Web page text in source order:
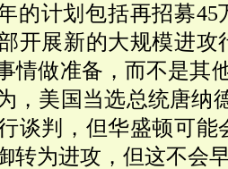
的计划包括再招募
开展新的大规模进攻
情做准备，而不是其
，美国当选总统唐纳
谈判，但华盛顿可能
转为进攻，但这不会